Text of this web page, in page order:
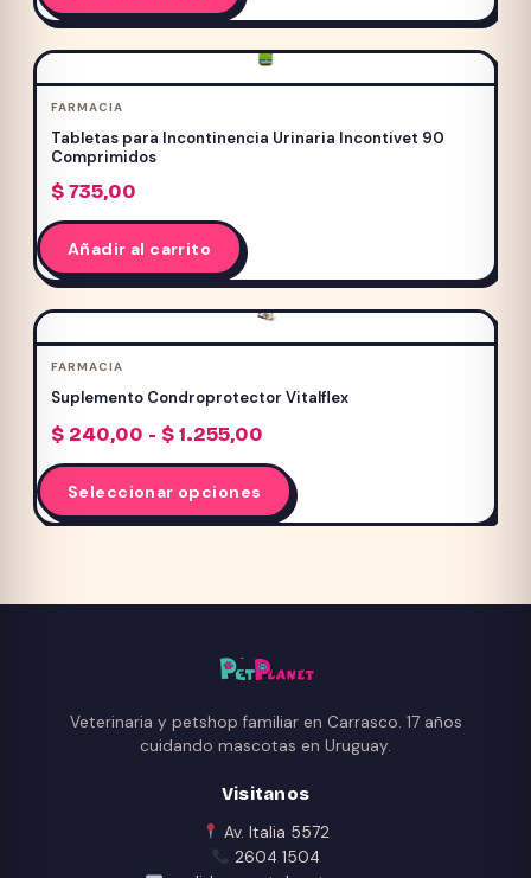
FARMACIA
Tabletas para Incontinencia Urinaria Incontivet 90
Comprimidos
$735,00
Añadir al carrito
FARMACIA
Suplemento Condroprotector Vitalflex
$240,00 - $1.255,00Rango
de
precios:
desde
$ 240,00
Seleccionar opciones
Este
producto
se
pueden
elegir
la
página
de
Veterinaria y petshop familiar en Carrasco. 17 años
cuidando mascotas en Uruguay.
Visitanos
Av. Italia 5572
2604 1504